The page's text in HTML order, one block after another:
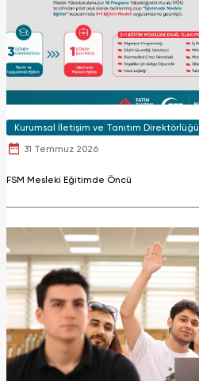
Kurumsal İletişim ve Tanıtım Direktörlüğü
31 Temmuz 2026
FSM Mesleki Eğitimde Öncü